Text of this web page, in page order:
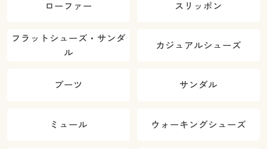
ローファー スリッポン
フラットシューズ・サンダ
ル
カジュアルシューズ
ブーツ サンダル
ミュール ウォーキングシューズ